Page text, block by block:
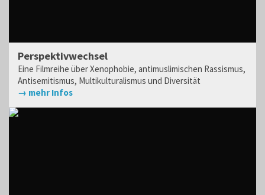
Perspektivwechsel
Eine Filmreihe über Xenophobie, antimuslimischen Rassismus,
Antisemitismus, Multikulturalismus und Diversität
→ mehr Infos